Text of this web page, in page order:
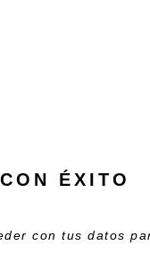
ÉXITO
con tus datos